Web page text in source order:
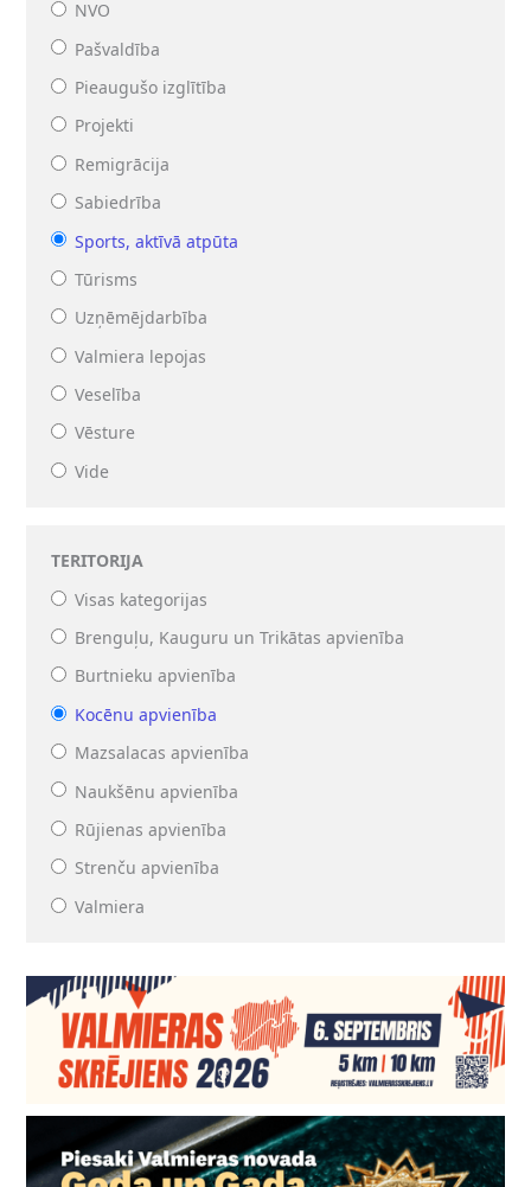
NVO
Pašvaldība
Pieaugušo izglītība
Projekti
Remigrācija
Sabiedrība
Sports, aktīvā atpūta
Tūrisms
Uzņēmējdarbība
Valmiera lepojas
Veselība
Vēsture
Vide
TERITORIJA
Visas kategorijas
Brenguļu, Kauguru un Trikātas apvienība
Burtnieku apvienība
Kocēnu apvienība
Mazsalacas apvienība
Naukšēnu apvienība
Rūjienas apvienība
Strenču apvienība
Valmiera